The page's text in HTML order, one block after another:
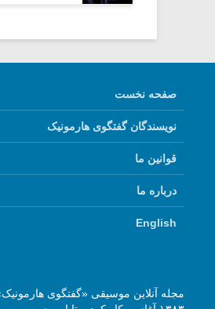
صفحه نخست
نویسندگان گفتگوی هارمونیک
قوانین ما
درباره ما
English